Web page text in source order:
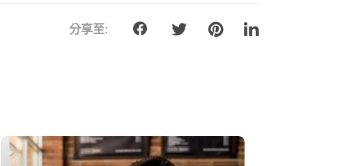
分享至: